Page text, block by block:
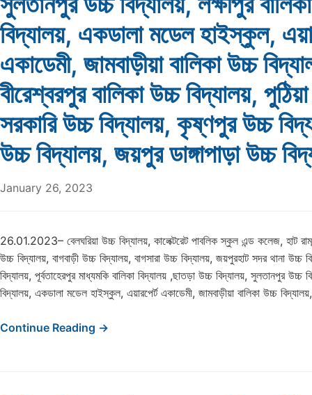
বিদ্যালয়, একডালা মডেল হাইস্কুল,
একাডেমী, জামবাড়ীয়া বালিকা উচ্চ
বীরেশ্বরপুর বালিকা উচ্চ বিদ্যালয়,
সরকারি উচ্চ বিদ্যালয়, কৃষ্ণপুর উচ্চ
উচ্চ বিদ্যালয়, জয়পুর ডাঙ্গাপাড়া উচ্চ
January 26, 2023
26.01.2023– বেলঘরিয়া উচ্চ বিদ্যালয়, কালেক্টরেট পাবলিক স্কুল এন্ড কলেজ, হাট
উচ্চ বিদ্যালয়, বাগবাড়ী উচ্চ বিদ্যালয়, বাগসারা উচ্চ বিদ্যালয়, জয়পুরহাট সদর থানা উচ্চ
বিদ্যালয়, পূর্বতাহেরপুর মাধ্যমকি বালিকা বিদ্যালয় ,ছাতড়া উচ্চ বিদ্যালয়, সুলতানপুর উচ্চ
বিদ্যালয়, একডালা মডেল হাইস্কুল, এয়ারপের্ট একাডেমী, জামবাড়ীয়া বালিকা উচ্চ
Continue Reading →